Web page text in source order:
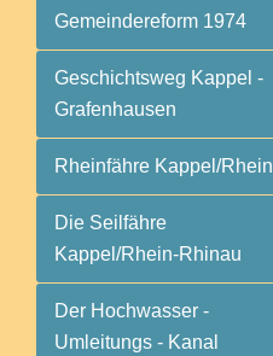
Gemeindereform 1974
Geschichtsweg Kappel -
Grafenhausen
Rheinfähre Kappel/Rhein
Die Seilfähre
Kappel/Rhein-Rhinau
Der Hochwasser -
Umleitungs - Kanal